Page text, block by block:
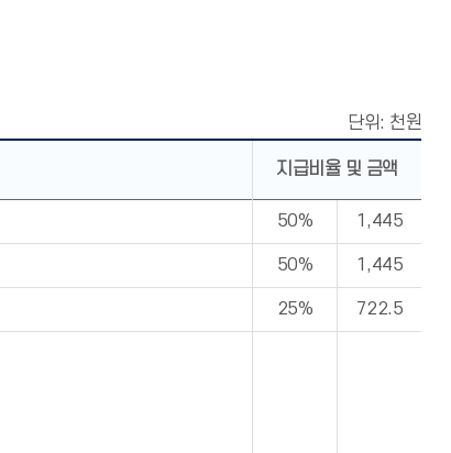
단위: 천원
지급비율 및 금액
50% 1,445
50% 1,445
25% 722.5